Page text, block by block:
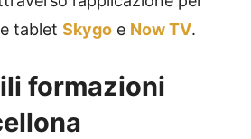
tablet Skygo e Now TV.
formazioni